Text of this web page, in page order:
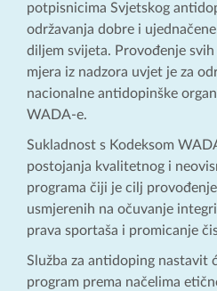
potpisnicima Svjetskog
održavanja dobre i
diljem svijeta. Provođenje
mjera iz nadzora uvjet je za
nacionalne antidopinške
WADA-e.
Sukladnost s Kodeksom
postojanja kvalitetnog i
programa čiji je cilj
usmjerenih na očuvanje
prava sportaša i promicanje
Služba za antidoping nastavit
program prema načelima